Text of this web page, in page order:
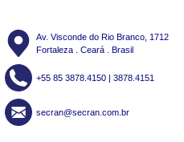
Av. Visconde do Rio Branco, 1712
Fortaleza . Ceará . Brasil
+55 85 3878.4150 | 3878.4151
secran@secran.com.br